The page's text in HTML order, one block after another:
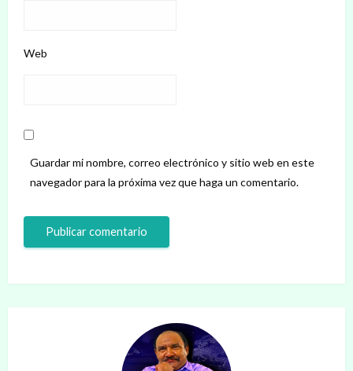
Web
Guardar mi nombre, correo electrónico y sitio web en este
navegador para la próxima vez que haga un comentario.